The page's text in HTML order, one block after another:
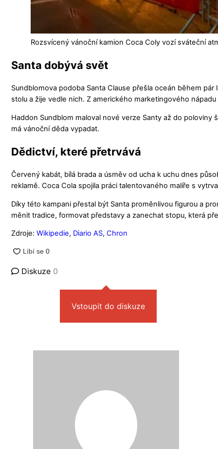
Rozsvícený vánoční kamion Coca Coly vozí sváteční
Santa dobývá svět
Sundblomova podoba Santa Clause přešla oceán během
stolu a žije vedle nich. Z amerického marketingového
Haddon Sundblom maloval nové verze Santy až do
má vánoční děda vypadat.
Dědictví, které přetrvává
Červený kabát, bílá brada a úsměv od ucha k uchu dnes
reklamě. Coca Cola spojila práci talentovaného malíře s
Díky této kampani přestal být Santa proměnlivou figurou a
měnit tradice, formovat představy a zanechat stopu, která
Zdroje: Wikipedie, Diario AS, Chron
Diskuze 0
Vstoupit do diskuze